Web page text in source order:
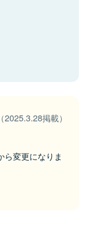
（2025.3.28掲載）
変更になりま